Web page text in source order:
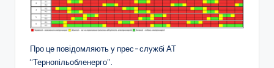
Про це повідомляють у прес-службі АТ
“Тернопільобленерго”.